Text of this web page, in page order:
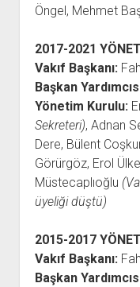
Öngel, Mehmet
2017-2021
Vakıf Başkanı:
Başkan
Yönetim Kurulu:
Sekreteri), Adnan
Dere, Bülent
Görürgöz, Erol
Müstecaplıoğlu
üyeliği düştü)
2015-2017
Vakıf Başkanı:
Başkan